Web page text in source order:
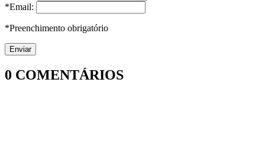
*Email:
*Preenchimento obrigatório
0 COMENTÁRIOS